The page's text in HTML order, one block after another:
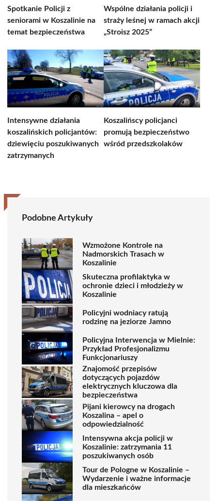
Spotkanie Policji z
seniorami w Koszalinie na
temat bezpieczeństwa
Wspólne działania policji i
straży leśnej w ramach akcji
„Stroisz 2025”
Intensywne działania
koszalińskich policjantów:
dziewięciu poszukiwanych
zatrzymanych
Koszalińscy policjanci
promują bezpieczeństwo
wśród przedszkolaków
Podobne Artykuły
Wzmożone Kontrole na
Nadmorskich Trasach w
Koszalinie
Skuteczna profilaktyka w
ochronie dzieci i młodzieży w
Koszalinie
Policyjni wodniacy ratują
rodzinę na jeziorze Jamno
Policyjna Interwencja w Mielnie:
Przykład Profesjonalizmu
Funkcjonariuszy
Znajomość przepisów
dotyczących pojazdów
elektrycznych kluczowa dla
bezpieczeństwa
Pijani kierowcy na drogach
Koszalina – apel o
odpowiedzialność
Intensywna akcja policji w
Koszalinie: zatrzymania 11
poszukiwanych osób
Tour de Pologne w Koszalinie –
Wydarzenie i ważne informacje
dla mieszkańców